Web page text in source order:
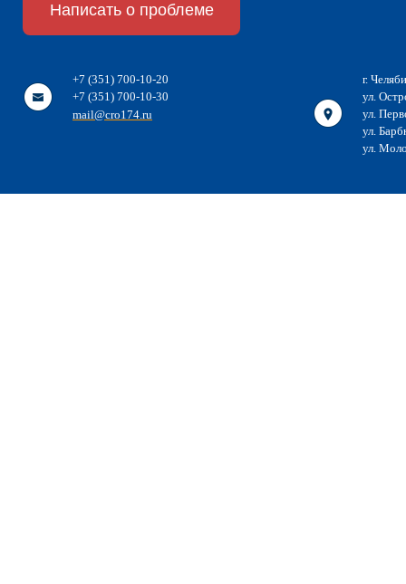
Написать о проблеме
+7 (351) 700-10-20
+7 (351) 700-10-30
mail@cro174.ru
г.
ул.
ул.
ул.
ул.